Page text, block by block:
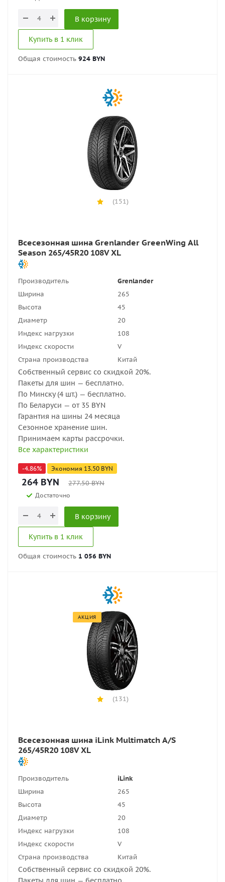
В корзину
Купить в 1 клик
Общая стоимость 924 BYN
(151)
Всесезонная шина Grenlander GreenWing All
Season 265/45R20 108V XL
Производитель
Grenlander
Ширина
265
Высота
45
Диаметр
20
Индекс нагрузки
108
Индекс скорости
V
Страна производства
Китай
Собственный сервис со скидкой 20%.
Пакеты для шин — бесплатно.
По Минску (4 шт.) — бесплатно.
По Беларуси — от 35 BYN
Гарантия на шины 24 месяца
Сезонное хранение шин.
Принимаем карты рассрочки.
Все характеристики
-4.86% Экономия 13.50 BYN
264 BYN 277.50BYN
Достаточно
В корзину
Купить в 1 клик
Общая стоимость 1 056 BYN
АКЦИЯ
(131)
Всесезонная шина iLink Multimatch A/S
265/45R20 108V XL
Производитель
iLink
Ширина
265
Высота
45
Диаметр
20
Индекс нагрузки
108
Индекс скорости
V
Страна производства
Китай
Собственный сервис со скидкой 20%.